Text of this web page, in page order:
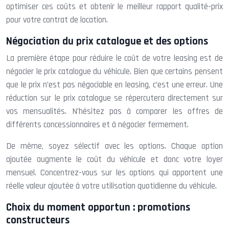
optimiser ces coûts et obtenir le meilleur rapport qualité-prix
pour votre contrat de location.
Négociation du prix catalogue et des options
La première étape pour réduire le coût de votre leasing est de
négocier le prix catalogue du véhicule. Bien que certains pensent
que le prix n’est pas négociable en leasing, c’est une erreur. Une
réduction sur le prix catalogue se répercutera directement sur
vos mensualités. N’hésitez pas à comparer les offres de
différents concessionnaires et à négocier fermement.
De même, soyez sélectif avec les options. Chaque option
ajoutée augmente le coût du véhicule et donc votre loyer
mensuel. Concentrez-vous sur les options qui apportent une
réelle valeur ajoutée à votre utilisation quotidienne du véhicule.
Choix du moment opportun : promotions
constructeurs